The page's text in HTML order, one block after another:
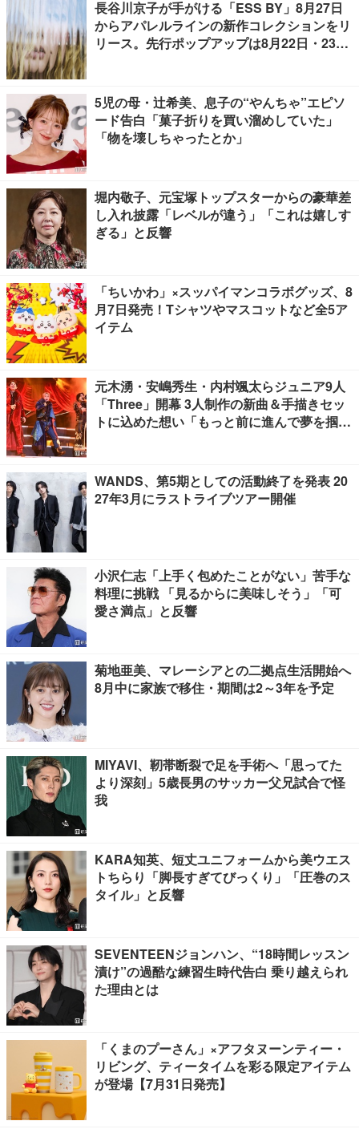
長谷川京子が手がける「ESS BY」8月27日
からアパレルラインの新作コレクションをリ
リース。先行ポップアップは8月22日・23日
5児の母・辻希美、息子の“やんちゃ”エピソ
ード告白「菓子折りを買い溜めしていた」
「物を壊しちゃったとか」
堀内敬子、元宝塚トップスターからの豪華差
し入れ披露「レベルが違う」「これは嬉しす
ぎる」と反響
「ちいかわ」×スッパイマンコラボグッズ、8
月7日発売！Tシャツやマスコットなど全5ア
イテム
元木湧・安嶋秀生・内村颯太らジュニア9人
「Three」開幕 3人制作の新曲＆手描きセッ
トに込めた想い「もっと前に進んで夢を掴み
WANDS、第5期としての活動終了を発表 20
27年3月にラストライブツアー開催
小沢仁志「上手く包めたことがない」苦手な
料理に挑戦 「見るからに美味しそう」「可
愛さ満点」と反響
菊地亜美、マレーシアとの二拠点生活開始へ
8月中に家族で移住・期間は2～3年を予定
MIYAVI、靭帯断裂で足を手術へ「思ってた
より深刻」5歳長男のサッカー父兄試合で怪
我
KARA知英、短丈ユニフォームから美ウエス
トちらり「脚長すぎてびっくり」「圧巻のス
タイル」と反響
SEVENTEENジョンハン、“18時間レッスン
漬け”の過酷な練習生時代告白 乗り越えられ
た理由とは
「くまのプーさん」×アフタヌーンティー・
リビング、ティータイムを彩る限定アイテム
が登場【7月31日発売】